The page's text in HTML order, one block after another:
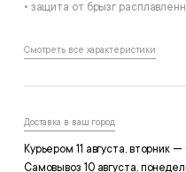
• защита от брызг
Смотреть все характеристики
Доставка в ваш город
Курьером 11 августа, вторник
Самовывоз 10 августа,